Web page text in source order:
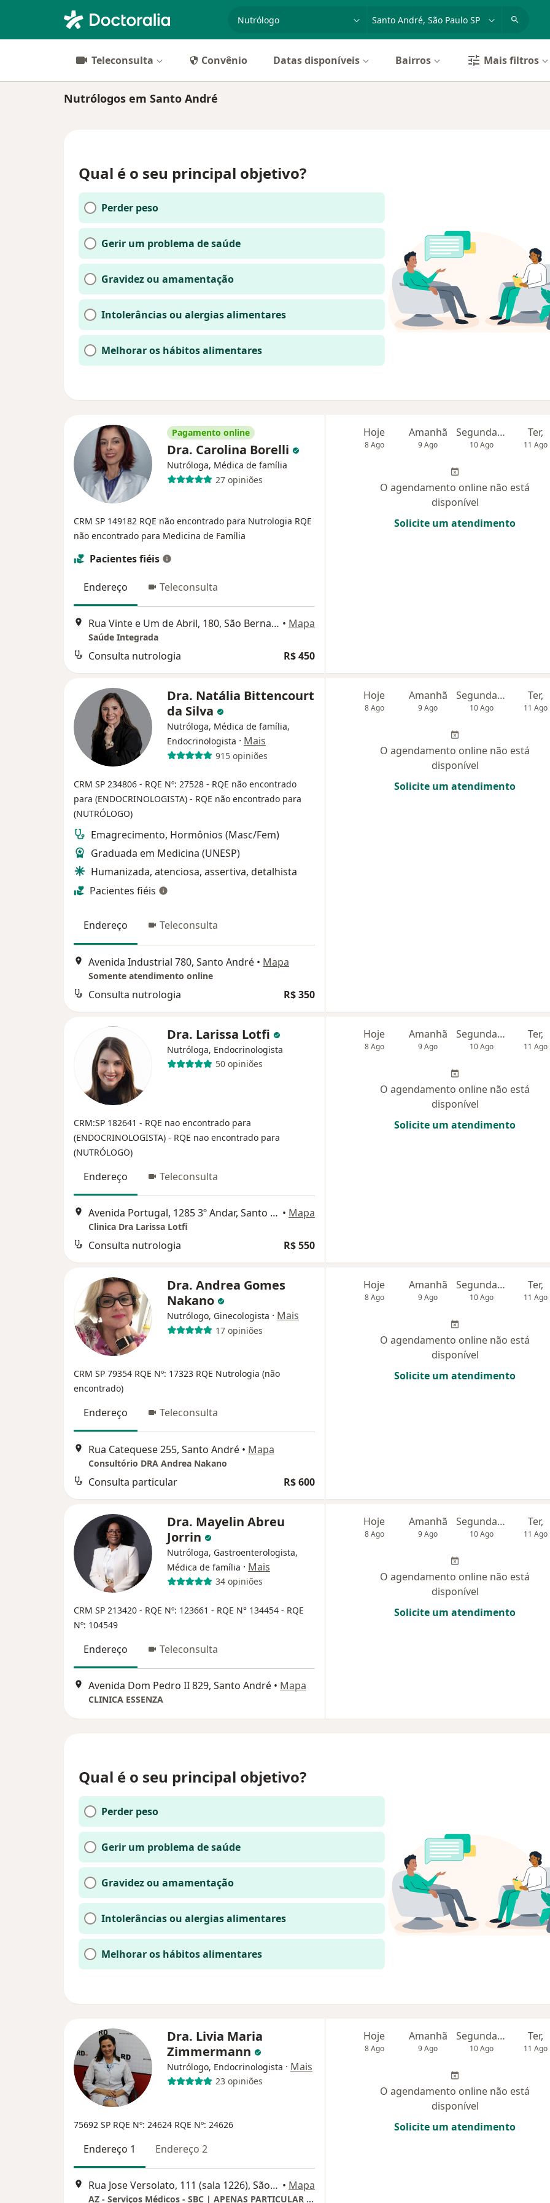
especialidade, doença ou nomecidade ou região
Teleconsulta Convênio Datas disponíveis Bairros Mais filtros
Nutrólogos em Santo André
Qual é o seu principal objetivo?
Perder peso
Gerir um problema de saúde
Gravidez ou amamentação
Intolerâncias ou alergias alimentares
Melhorar os hábitos alimentares
Pagamento online
Dra. Carolina Borelli
Nutróloga, Médica de família
27 opiniões
CRM SP 149182 RQE não encontrado para Nutrologia RQE
não encontrado para Medicina de Família
Pacientes fiéis
Endereço Teleconsulta
Rua Vinte e Um de Abril, 180, São Bernardo do Campo • Mapa
Saúde Integrada
Consulta nutrologia R$ 450
Hoje
8 Ago
Amanhã
9 Ago
Segunda-feira
10 Ago
Ter,
11 Ago
O agendamento online não está
disponível
Solicite um atendimento
Dra. Natália Bittencourt
da Silva
Nutróloga, Médica de família,
Endocrinologista · Mais
915 opiniões
CRM SP 234806 - RQE Nº: 27528 - RQE não encontrado
para (ENDOCRINOLOGISTA) - RQE não encontrado para
(NUTRÓLOGO)
Emagrecimento, Hormônios (Masc/Fem)
Graduada em Medicina (UNESP)
Humanizada, atenciosa, assertiva, detalhista
Pacientes fiéis
Endereço Teleconsulta
Avenida Industrial 780, Santo André • Mapa
Somente atendimento online
Consulta nutrologia R$ 350
Hoje
8 Ago
Amanhã
9 Ago
Segunda-feira
10 Ago
Ter,
11 Ago
O agendamento online não está
disponível
Solicite um atendimento
Dra. Larissa Lotfi
Nutróloga, Endocrinologista
50 opiniões
CRM:SP 182641 - RQE nao encontrado para
(ENDOCRINOLOGISTA) - RQE nao encontrado para
(NUTRÓLOGO)
Endereço Teleconsulta
Avenida Portugal, 1285 3º Andar, Santo André • Mapa
Clinica Dra Larissa Lotfi
Consulta nutrologia R$ 550
Hoje
8 Ago
Amanhã
9 Ago
Segunda-feira
10 Ago
Ter,
11 Ago
O agendamento online não está
disponível
Solicite um atendimento
Dra. Andrea Gomes
Nakano
Nutrólogo, Ginecologista · Mais
17 opiniões
CRM SP 79354 RQE Nº: 17323 RQE Nutrologia (não
encontrado)
Endereço Teleconsulta
Rua Catequese 255, Santo André • Mapa
Consultório DRA Andrea Nakano
Consulta particular R$ 600
Hoje
8 Ago
Amanhã
9 Ago
Segunda-feira
10 Ago
Ter,
11 Ago
O agendamento online não está
disponível
Solicite um atendimento
Dra. Mayelin Abreu
Jorrin
Nutróloga, Gastroenterologista,
Médica de família · Mais
34 opiniões
CRM SP 213420 - RQE Nº: 123661 - RQE N° 134454 - RQE
Nº: 104549
Endereço Teleconsulta
Avenida Dom Pedro II 829, Santo André • Mapa
CLINICA ESSENZA
Hoje
8 Ago
Amanhã
9 Ago
Segunda-feira
10 Ago
Ter,
11 Ago
O agendamento online não está
disponível
Solicite um atendimento
Qual é o seu principal objetivo?
Perder peso
Gerir um problema de saúde
Gravidez ou amamentação
Intolerâncias ou alergias alimentares
Melhorar os hábitos alimentares
Dra. Livia Maria
Zimmermann
Nutrólogo, Endocrinologista · Mais
23 opiniões
75692 SP RQE Nº: 24624 RQE Nº: 24626
Endereço 1 Endereço 2
Rua Jose Versolato, 111 (sala 1226), São Bernardo do Campo • Mapa
AZ - Serviços Médicos - SBC | APENAS PARTICULAR - ENDOCRINOLOGIA E NUTROLOGIA
Hoje
8 Ago
Amanhã
9 Ago
Segunda-feira
10 Ago
Ter,
11 Ago
O agendamento online não está
disponível
Solicite um atendimento